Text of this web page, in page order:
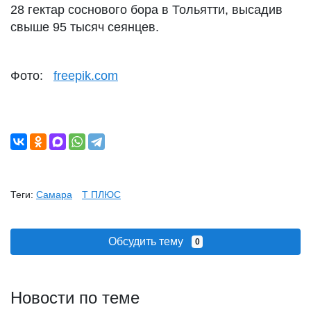
28 гектар соснового бора в Тольятти, высадив
свыше 95 тысяч сеянцев.
Фото: freepik.com
Теги: Самара Т ПЛЮС
Обсудить тему 0
Новости по теме